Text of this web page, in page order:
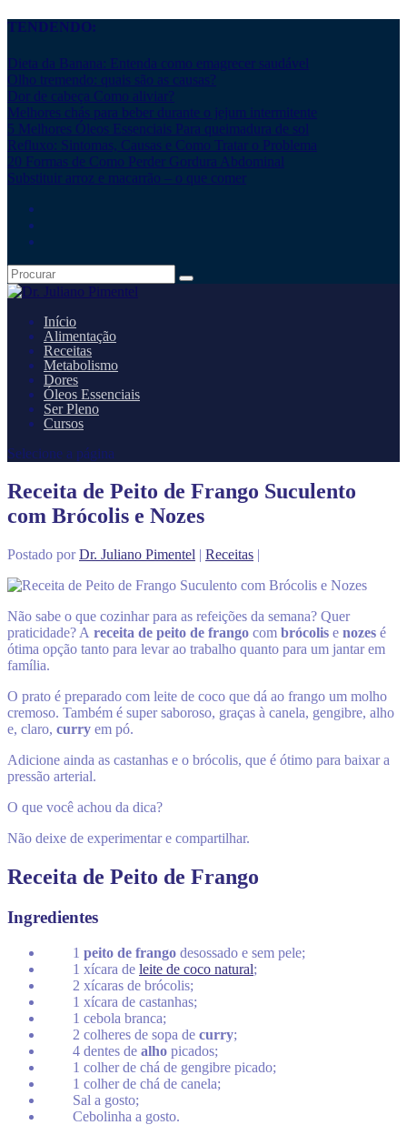
TENDENDO:
Dieta da Banana: Entenda como emagrecer saudável
Olho tremendo: quais são as causas?
Dor de cabeça Como aliviar?
Melhores chás para beber durante o jejum intermitente
5 Melhores Óleos Essenciais Para queimadura de sol
Refluxo: Sintomas, Causas e Como Tratar o Problema
20 Formas de Como Perder Gordura Abdominal
Substituir arroz e macarrão – o que comer
Início
Alimentação
Receitas
Metabolismo
Dores
Óleos Essenciais
Ser Pleno
Cursos
Selecione a página
Receita de Peito de Frango Suculento
com Brócolis e Nozes
Postado porDr. Juliano Pimentel | Receitas |
Não sabe o que cozinhar para as refeições da semana? Quer
praticidade? A receita de peito de frango com brócolis e nozes é
ótima opção tanto para levar ao trabalho quanto para um jantar em
família.
O prato é preparado com leite de coco que dá ao frango um molho
cremoso. Também é super saboroso, graças à canela, gengibre, alho
e, claro, curry em pó.
Adicione ainda as castanhas e o brócolis, que é ótimo para baixar a
pressão arterial.
O que você achou da dica?
Não deixe de experimentar e compartilhar.
Receita de Peito de Frango
Ingredientes
1 peito de frango desossado e sem pele;
1 xícara de leite de coco natural;
2 xícaras de brócolis;
1 xícara de castanhas;
1 cebola branca;
2 colheres de sopa de curry;
4 dentes de alho picados;
1 colher de chá de gengibre picado;
1 colher de chá de canela;
Sal a gosto;
Cebolinha a gosto.